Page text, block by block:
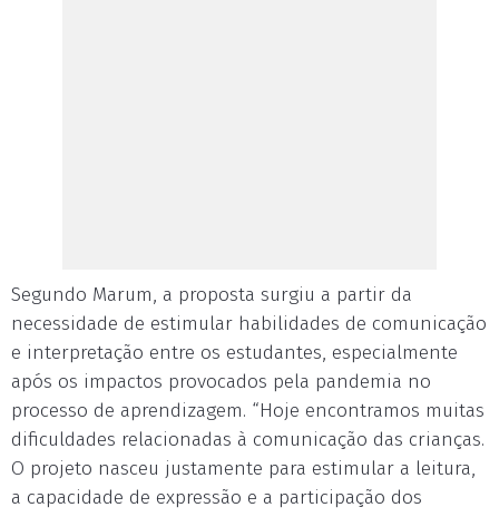
Segundo Marum, a proposta surgiu a partir da
necessidade de estimular habilidades de comunicação
e interpretação entre os estudantes, especialmente
após os impactos provocados pela pandemia no
processo de aprendizagem. “Hoje encontramos muitas
dificuldades relacionadas à comunicação das crianças.
O projeto nasceu justamente para estimular a leitura,
a capacidade de expressão e a participação dos